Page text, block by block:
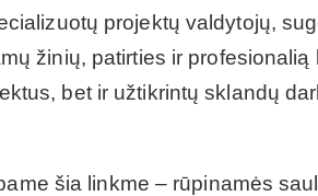
projektų valdytojų,
žinių, patirties ir
bet ir užtikrintų sklandų
šia linkme – rūpinamės